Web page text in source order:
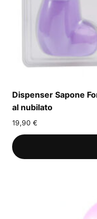
Dispenser Sapone
al nubilato
19,90 €